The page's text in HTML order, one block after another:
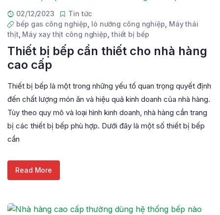
02/12/2023
Tin tức
bếp gas công nghiệp lò nướng công nghiệp Máy thái
thịt Máy xay thịt công nghiệp thiết bị bếp
Thiết bị bếp cần thiết cho nhà hàng
cao cấp
Thiết bị bếp là một trong những yếu tố quan trọng quyết định
đến chất lượng món ăn và hiệu quả kinh doanh của nhà hàng.
Tùy theo quy mô và loại hình kinh doanh, nhà hàng cần trang
bị các thiết bị bếp phù hợp. Dưới đây là một số thiết bị bếp
cần
Read More